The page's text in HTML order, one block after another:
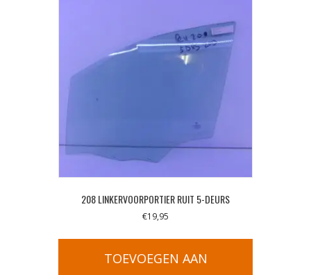
208 LINKERVOORPORTIER RUIT 5-DEURS
€19,95
TOEVOEGEN AAN